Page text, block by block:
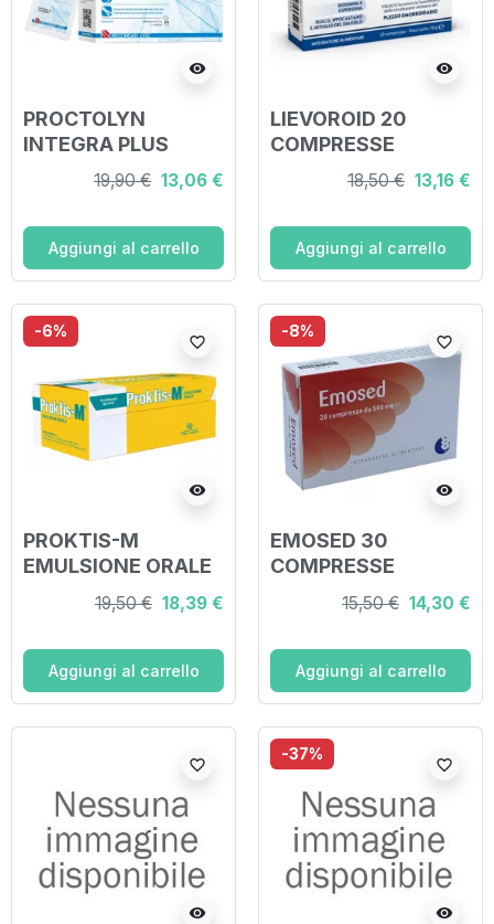
visibility
PROCTOLYN
INTEGRA PLUS
FORTE 14 BUSTINE
19,90 € 13,06 €
Aggiungi al carrello
visibility
LIEVOROID 20
COMPRESSE
18,50 € 13,16 €
Aggiungi al carrello
-6%
visibility
favorite_border
PROKTIS-M
EMULSIONE ORALE
10 STICK DA 10 ML
19,50 € 18,39 €
Aggiungi al carrello
-8%
visibility
favorite_border
EMOSED 30
COMPRESSE
15,50 € 14,30 €
Aggiungi al carrello
visibility
favorite_border
-37%
visibility
favorite_border